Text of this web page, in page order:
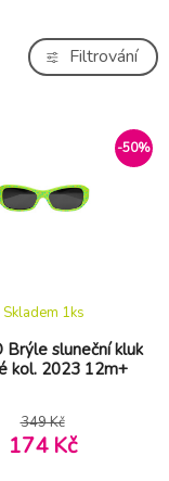
Filtrování
-50%
Brýle sluneční kluk
kol. 2023 12m+
Skladem 1ks
349 Kč
174 Kč